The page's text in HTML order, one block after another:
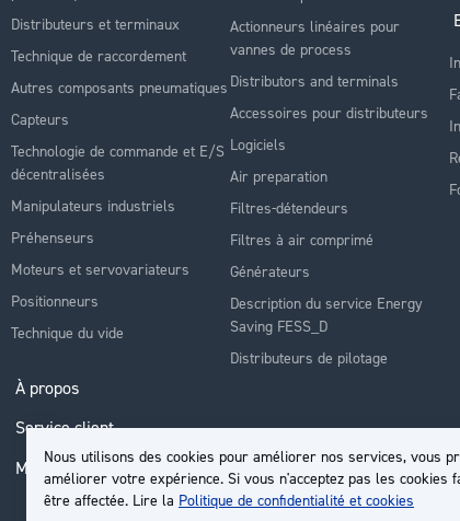
Nous utilisons des cookies pour améliorer nos services, vous
améliorer votre expérience. Si vous n'acceptez pas les cookies
être affectée. Lire la Politique de confidentialité et cookies
Distributeurs et terminaux
Technique de raccordement
Autres composants pneumatiques
Capteurs
Technologie de commande et E/S
décentralisées
Manipulateurs industriels
Préhenseurs
Moteurs et servovariateurs
Positionneurs
Technique du vide
Actionneurs linéaires pour
vannes de process
Distributors and terminals
Accessoires pour distributeurs
Logiciels
Air preparation
Filtres-détendeurs
Filtres à air comprimé
Générateurs
Description du service Energy
Saving FESS_D
Distributeurs de pilotage
À propos
Service client
Mon compte